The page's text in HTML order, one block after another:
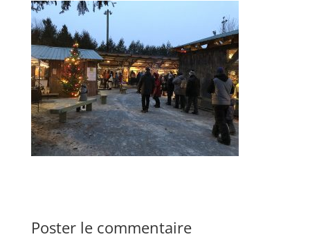
Poster le commentaire